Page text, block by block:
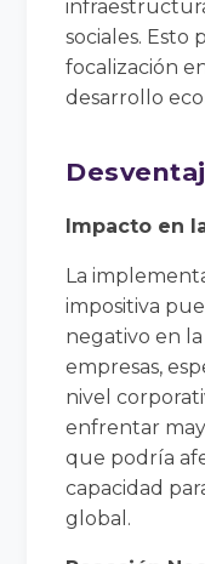
sociales. Esto
focalización
desarrollo
Impacto en
La
impositiva
negativo en
empresas,
nivel
enfrentar
que podría
capacidad
global.